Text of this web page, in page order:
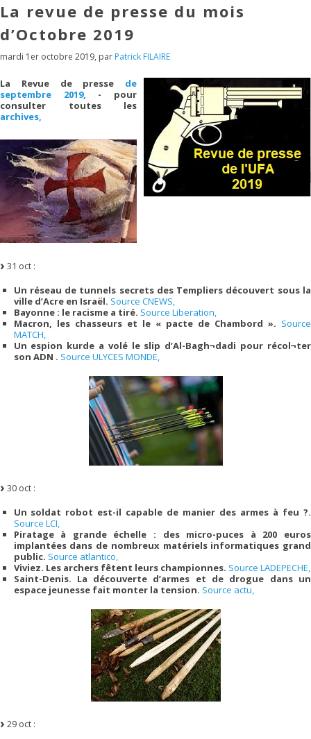
La revue de presse du mois
d’Octobre 2019
mardi 1er octobre 2019, par Patrick FILAIRE
La Revue de presse
de
septembre 2019, - pour
consulter toutes les
archives,
31 oct :
Un réseau de tunnels secrets des Templiers découvert sous la
ville d’Acre en Israël. Source CNEWS,
Bayonne : le racisme a tiré. Source Liberation,
Macron, les chasseurs et le « pacte de Chambord ». Source
MATCH,
Un espion kurde a volé le slip d’Al-Bagh¬dadi pour récol¬ter
son ADN . Source ULYCES MONDE,
30 oct :
Un soldat robot est-il capable de manier des armes à feu ?.
Source LCI,
Piratage à grande échelle : des micro-puces à 200 euros
implantées dans de nombreux matériels informatiques grand
public. Source atlantico,
Viviez. Les archers fêtent leurs championnes. Source LADEPECHE,
Saint-Denis. La découverte d’armes et de drogue dans un
espace jeunesse fait monter la tension. Source actu,
29 oct :